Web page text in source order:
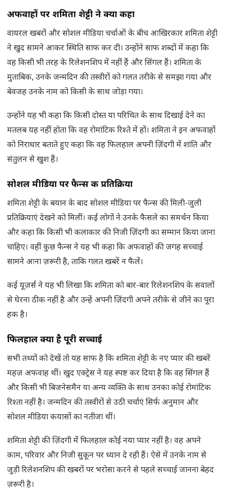
अफवाहों पर शमिता शेट्टी ने क्या कहा
वायरल खबरों और सोशल मीडिया चर्चाओं के बीच आखिरकार शमिता शेट्टी
ने खुद सामने आकर स्थिति साफ कर दी। उन्होंने साफ शब्दों में कहा कि
वह किसी भी तरह के रिलेशनशिप में नहीं हैं और सिंगल हैं। शमिता के
मुताबिक, उनके जन्मदिन की तस्वीरों को गलत तरीके से समझा गया और
बेवजह उनके नाम को किसी के साथ जोड़ा गया।
उन्होंने यह भी कहा कि किसी दोस्त या परिचित के साथ दिखाई देने का
मतलब यह नहीं होता कि वह रोमांटिक रिश्ते में हों। शमिता ने इन अफवाहों
को निराधार बताते हुए कहा कि वह फिलहाल अपनी ज़िंदगी में शांति और
संतुलन से खुश हैं।
सोशल मीडिया पर फैन्स की प्रतिक्रिया
शमिता शेट्टी के बयान के बाद सोशल मीडिया पर फैन्स की मिली-जुली
प्रतिक्रियाएं देखने को मिलीं। कई लोगों ने उनके फैसले का समर्थन किया
और कहा कि किसी भी कलाकार की निजी ज़िंदगी का सम्मान किया जाना
चाहिए। वहीं कुछ फैन्स ने यह भी कहा कि अफवाहों की जगह सच्चाई
सामने आना ज़रूरी है, ताकि गलत खबरें न फैलें।
कई यूज़र्स ने यह भी लिखा कि शमिता को बार-बार रिलेशनशिप के सवालों
से घेरना ठीक नहीं है और उन्हें अपनी ज़िंदगी अपने तरीके से जीने का पूरा
हक है।
फिलहाल क्या है पूरी सच्चाई
सभी तथ्यों को देखें तो यह साफ है कि शमिता शेट्टी के नए प्यार की खबरें
महज़ अफवाह थीं। खुद एक्ट्रेस ने यह स्पष्ट कर दिया है कि वह सिंगल हैं
और किसी भी बिजनेसमैन या अन्य व्यक्ति के साथ उनका कोई रोमांटिक
रिश्ता नहीं है। जन्मदिन की तस्वीरों से उठी चर्चाएं सिर्फ अनुमान और
सोशल मीडिया कयासों का नतीजा थीं।
शमिता शेट्टी की ज़िंदगी में फिलहाल कोई नया प्यार नहीं है। वह अपने
काम, परिवार और निजी सुकून पर ध्यान दे रही हैं। ऐसे में उनके नाम से
जुड़ी रिलेशनशिप की खबरों पर भरोसा करने से पहले सच्चाई जानना बेहद
ज़रूरी है।